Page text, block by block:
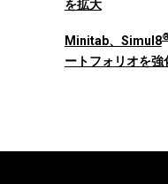
を拡大
Minitab、Simul8
ートフォリオを強